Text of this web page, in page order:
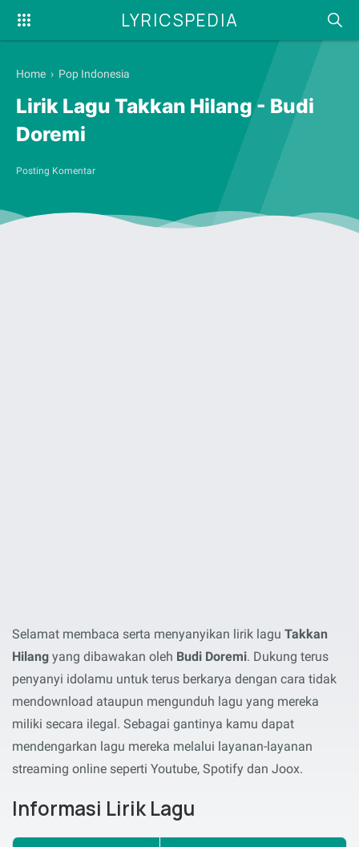
LYRICSPEDIA
Home › Pop Indonesia
Lirik Lagu Takkan Hilang - Budi
Doremi
Posting Komentar
Selamat membaca serta menyanyikan lirik lagu Takkan
Hilang yang dibawakan oleh Budi Doremi. Dukung terus
penyanyi idolamu untuk terus berkarya dengan cara tidak
mendownload ataupun mengunduh lagu yang mereka
miliki secara ilegal. Sebagai gantinya kamu dapat
mendengarkan lagu mereka melalui layanan-layanan
streaming online seperti Youtube, Spotify dan Joox.
Informasi Lirik Lagu